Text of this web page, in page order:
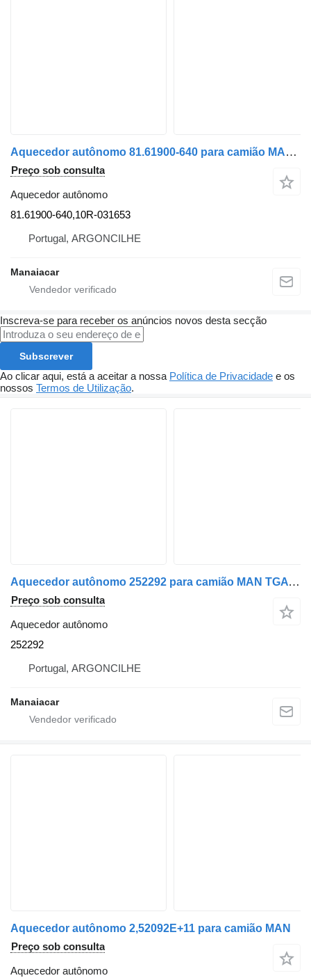
Aquecedor autônomo 81.61900-640 para camião MAN TGX | 07
Preço sob consulta
Aquecedor autônomo
81.61900-640,10R-031653
Portugal, ARGONCILHE
Manaiacar
Inscreva-se para receber os anúncios novos desta secção
Subscrever
Ao clicar aqui, está a aceitar a nossa Política de Privacidade e os
nossos Termos de Utilização.
Aquecedor autônomo 252292 para camião MAN TGA | 00
Preço sob consulta
Aquecedor autônomo
252292
Portugal, ARGONCILHE
Manaiacar
Aquecedor autônomo 2,52092E+11 para camião MAN
Preço sob consulta
Aquecedor autônomo